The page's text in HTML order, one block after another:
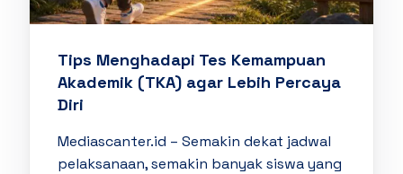
Tips Menghadapi Tes Kemampuan
Akademik (TKA) agar Lebih Percaya
Diri
Mediascanter.id – Semakin dekat jadwal
pelaksanaan, semakin banyak siswa yang